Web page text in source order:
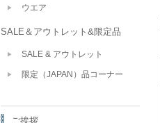
ウエア
SALE＆アウトレット&限定品
SALE & アウトレット
限定（JAPAN）品コーナー
ご挨拶